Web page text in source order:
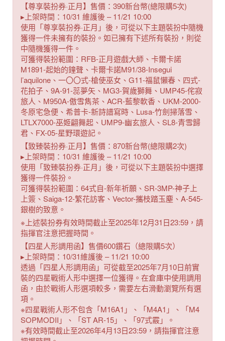
【尊享裝扮券·正月】售價：390新台幣(總限購5次)
▸上架時間：10/31 維護後 – 11/21 10:00
使用「尊享裝扮券·正月」後，可從以下主題裝扮中隨機
獲得一件未擁有的裝扮。如已擁有下述所有裝扮，則從
中隨機獲得一件。
可獲得裝扮範圍：RFB-正月遊戲大師、卡爾卡諾
M1891-起始的鐘聲、卡爾卡諾M91/38-Insegui
l’aquilone、一〇〇式-槍使巫女、G11-福鼠懶春、四式-
花拍子、9A-91-蕊夢矢、MG3-賀歲獅舞、UMP45-侘寂
旅人、M950A-傲雪雋茶、ACR-藍黎軟香、UKM-2000-
冬原宅急便、希普卡-新詩譜寫時、Lusa-竹劍掃落雪、
LTLX7000-巫姬翩舞起、UMP9-幽玄旅人、SL8-青雪歸
君、FX-05-星野環遊記。
【致臻裝扮券·正月】售價：870新台幣(總限購2次)
▸上架時間：10/31 維護後 – 11/21 10:00
使用「致臻裝扮券·正月」後，可從以下主題裝扮中選擇
獲得一件裝扮。
可獲得裝扮範圍：64式自-新年祈願、SR-3MP-神子上
上簽、Saiga-12-繁花訪客、Vector-攜枝踏玉塵、A-545-
銀樹的致意。
※上述裝扮券有效時間截止至2025年12月31日23:59，請
指揮官注意把握時間。
【四星人形調用函】售價600鑽石（總限購5次）
▸上架時間：10/31維護後 – 11/21 10:00
透過「四星人形調用函」可從截至2025年7月10日前實
裝的四星戰術人形中選擇一位獲得。在倉庫中使用調用
函，由於戰術人形選項較多，需要左右滑動瀏覽所有選
項。
※四星戰術人形不包含「M16A1」、「M4A1」、「M4
SOPMODII」、「ST AR-15」、「97式霰」。
※有效時間截止至2026年4月13日23:59，請指揮官注意